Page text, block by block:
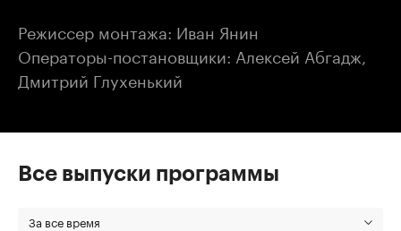
Режиссер монтажа: Иван Янин
Операторы-постановщики: Алексей Абгадж,
Дмитрий Глухенький
Все выпуски программы
За все время